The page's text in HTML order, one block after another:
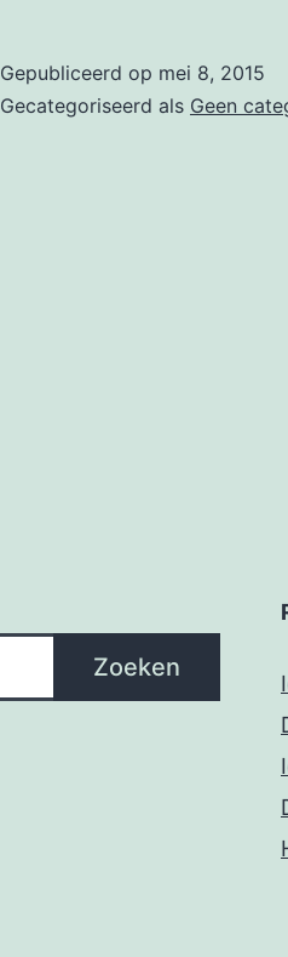
22
Gepubliceerd op mei 8, 2015
Gecategoriseerd als Geen
Zoeken